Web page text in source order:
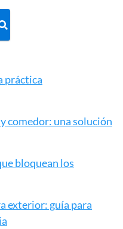
práctica
comedor: una solución
bloquean los
exterior: guía para